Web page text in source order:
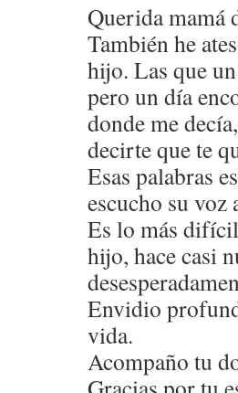
Querida mamá
También he
hijo. Las que
pero un día
donde me
decirte que te
Esas palabras
escucho su voz
Es lo más
hijo, hace casi
Envidio
vida.
Acompaño tu